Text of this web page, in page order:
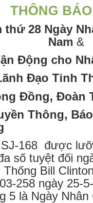
Tình
chống
Phạm
Minh
Chính
THÔNG
thứ 28 Ngày
Nam &
Động cho
Đạo Tinh
Đoàn
Báo
168 được
số tuyệt đối
Bill
258 ngày 25-
5 là Ngày